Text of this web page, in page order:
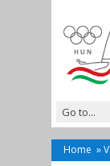
Home »